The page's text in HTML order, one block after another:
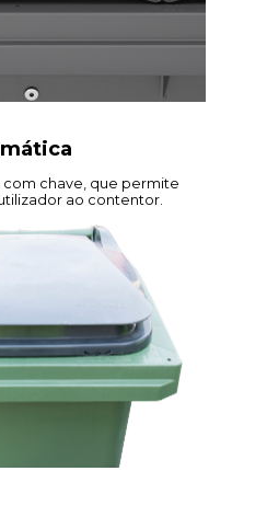
chave, que permite
ao contentor.